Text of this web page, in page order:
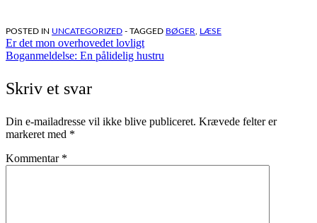
POSTED IN UNCATEGORIZED - TAGGED BØGER, LÆSE
Indlægsnavigation
Er det mon overhovedet lovligt
Boganmeldelse: En pålidelig hustru
Skriv et svar
Din e-mailadresse vil ikke blive publiceret. Krævede felter er
markeret med *
Kommentar *